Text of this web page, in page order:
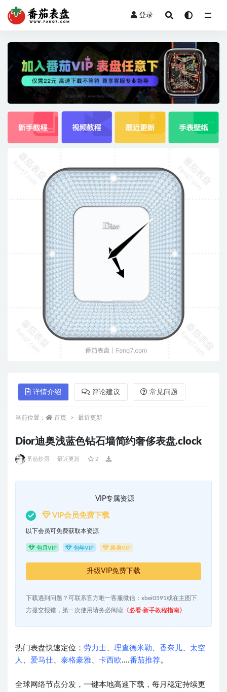
登录
详情介绍 评论建议 常见问题
当前位置： 首页 最近更新
Dior迪奥浅蓝色钻石墙简约奢侈表盘.clock
番茄炒蛋 最近更新 2
VIP专属资源
VIP会员免费下载
以下会员可免费获取本资源
包月VIP 包年VIP 终身VIP
升级VIP免费下载
下载遇到问题？可联系官方唯一客服微信：xbei0591或在主图下
方提交报错，第一次使用请务必阅读 《必看·新手教程指南》
热门表盘快速定位： 劳力士 理查德米勒 香奈儿
太空
人
爱马仕 泰格豪雅 卡西欧....番茄推荐。
全球网络节点分发，一键本地高速下载，每月稳定持续更